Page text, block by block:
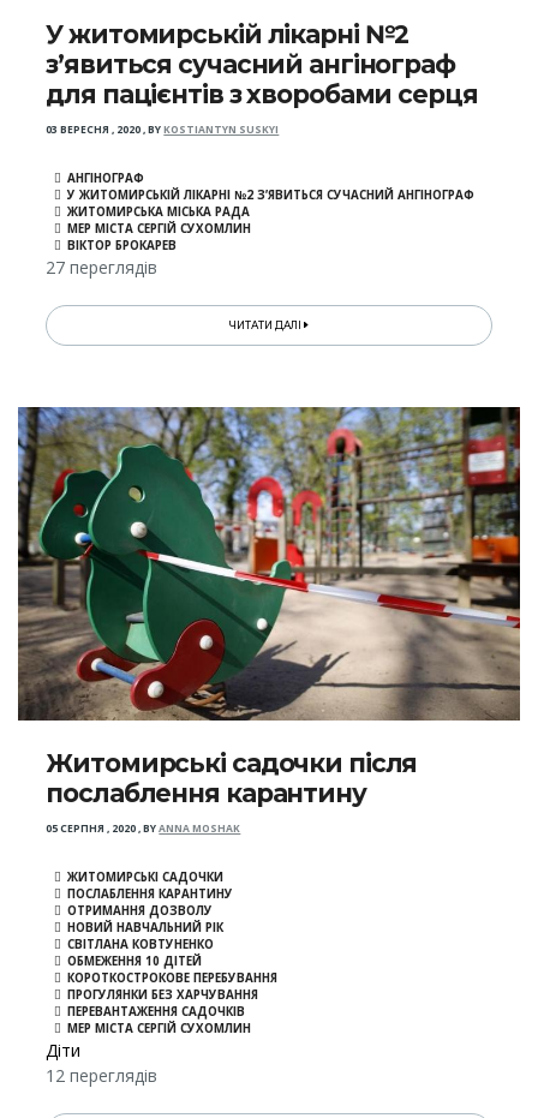
У житомирській лікарні №2
з’явиться сучасний ангінограф
для пацієнтів з хворобами серця
03 ВЕРЕСНЯ , 2020,BYKOSTIANTYN SUSKYI
АНГІНОГРАФ
У ЖИТОМИРСЬКІЙ ЛІКАРНІ №2 З’ЯВИТЬСЯ СУЧАСНИЙ АНГІНОГРАФ
ЖИТОМИРСЬКА МІСЬКА РАДА
МЕР МІСТА СЕРГІЙ СУХОМЛИН
ВІКТОР БРОКАРЕВ
27 переглядів
ЧИТАТИ ДАЛІ
Житомирські садочки після
послаблення карантину
05 СЕРПНЯ , 2020,BYANNA MOSHAK
ЖИТОМИРСЬКІ САДОЧКИ
ПОСЛАБЛЕННЯ КАРАНТИНУ
ОТРИМАННЯ ДОЗВОЛУ
НОВИЙ НАВЧАЛЬНИЙ РІК
СВІТЛАНА КОВТУНЕНКО
ОБМЕЖЕННЯ 10 ДІТЕЙ
КОРОТКОСТРОКОВЕ ПЕРЕБУВАННЯ
ПРОГУЛЯНКИ БЕЗ ХАРЧУВАННЯ
ПЕРЕВАНТАЖЕННЯ САДОЧКІВ
МЕР МІСТА СЕРГІЙ СУХОМЛИН
Діти
12 переглядів